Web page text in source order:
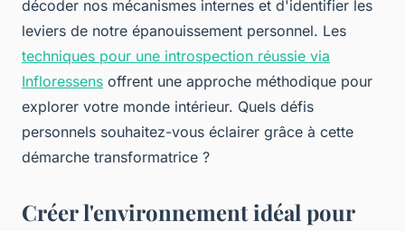
décoder nos mécanismes internes et d'identifier les
leviers de notre épanouissement personnel. Les
techniques pour une introspection réussie via
Infloressens offrent une approche méthodique pour
explorer votre monde intérieur. Quels défis
personnels souhaitez-vous éclairer grâce à cette
démarche transformatrice ?
Créer l'environnement idéal pour